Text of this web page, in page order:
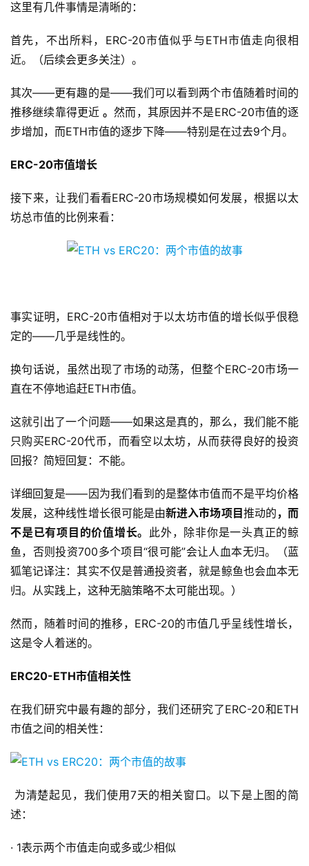
这里有几件事情是清晰的：
首先，不出所料，ERC-20市值似乎与ETH市值走向很相
近。（后续会更多关注）。
其次——更有趣的是——我们可以看到两个市值随着时间的
推移继续靠得更近。然而，其原因并不是ERC-20市值的逐
步增加，而ETH市值的逐步下降——特别是在过去9个月。
ERC-20市值增长
接下来，让我们看看ERC-20市场规模如何发展，根据以太
坊总市值的比例来看：
事实证明，ERC-20市值相对于以太坊市值的增长似乎佷稳
定的——几乎是线性的。
换句话说，虽然出现了市场的动荡，但整个ERC-20市场一
直在不停地追赶ETH市值。
这就引出了一个问题——如果这是真的，那么，我们能不能
只购买ERC-20代币，而看空以太坊，从而获得良好的投资
回报？简短回复：不能。
详细回复是——因为我们看到的是整体市值而不是平均价格
发展，这种线性增长很可能是由新进入市场项目 推动的 ，而
不是已有项目的价值增长。 此外，除非你是一头真正的鲸
鱼，否则投资700多个项目“很可能”会让人血本无归。（蓝
狐笔记译注：其实不仅是普通投资者，就是鲸鱼也会血本无
归。从实践上，这种无脑策略不太可能出现。）
然而，随着时间的推移，ERC-20的市值几乎呈线性增长，
这是令人着迷的。
ERC20-ETH市值相关性
在我们研究中最有趣的部分，我们还研究了ERC-20和ETH
市值之间的相关性：
为清楚起见，我们使用7天的相关窗口。以下是上图的简
述：
· 1表示两个市值走向或多或少相似